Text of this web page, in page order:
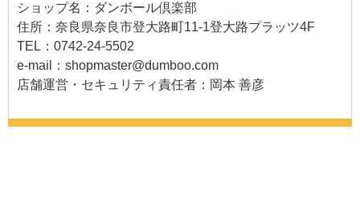
ショップ名：ダンボール倶楽部
住所：奈良県奈良市登大路町11-1登大路プラッツ4F
TEL：0742-24-5502
e-mail： shopmaster@dumboo.com
店舗運営・セキュリティ責任者：岡本 善彦